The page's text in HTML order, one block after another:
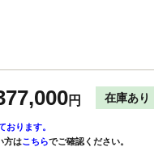
円 在庫あり
おります。
方はこちらでご確認ください。